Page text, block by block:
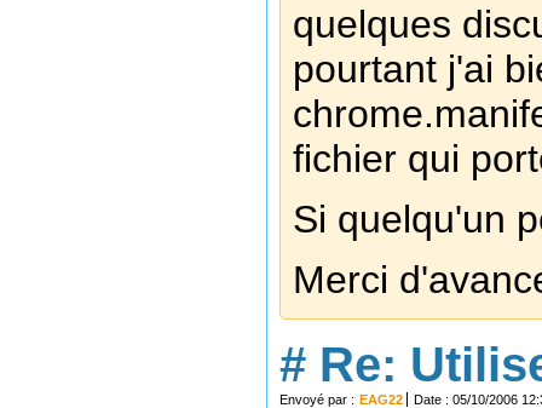
quelques
pourtant j'ai
fichier qui
Si quelqu'un
Merci
# Re:
Envoyé par : EAG22 Date : 05/10/2006